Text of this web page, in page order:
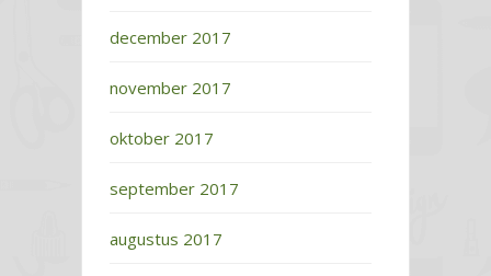
december 2017
november 2017
oktober 2017
september 2017
augustus 2017